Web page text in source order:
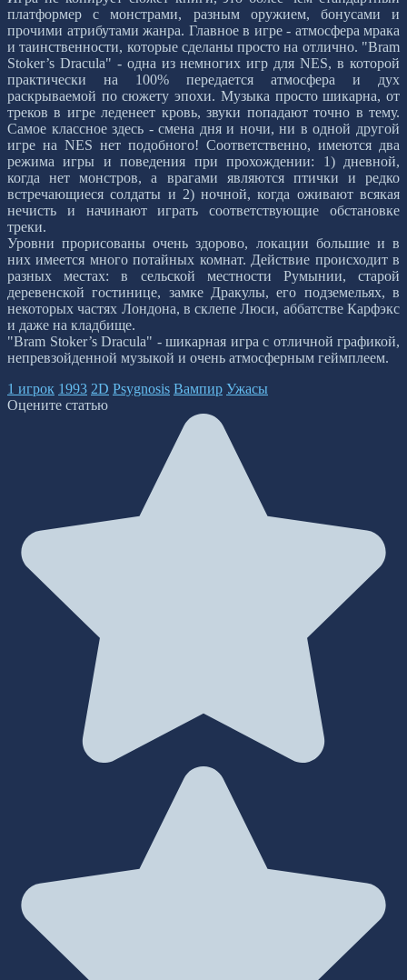
платформер с монстрами, разным оружием, бонусами и
прочими атрибутами жанра. Главное в игре - атмосфера мрака
и таинственности, которые сделаны просто на отлично. "Bram
Stoker’s Dracula" - одна из немногих игр для NES, в которой
практически на 100% передается атмосфера и дух
раскрываемой по сюжету эпохи. Музыка просто шикарна, от
треков в игре леденеет кровь, звуки попадают точно в тему.
Самое классное здесь - смена дня и ночи, ни в одной другой
игре на NES нет подобного! Соответственно, имеются два
режима игры и поведения при прохождении: 1) дневной,
когда нет монстров, а врагами являются птички и редко
встречающиеся солдаты и 2) ночной, когда оживают всякая
нечисть и начинают играть соответствующие обстановке
треки.
Уровни прорисованы очень здорово, локации большие и в
них имеется много потайных комнат. Действие происходит в
разных местах: в сельской местности Румынии, старой
деревенской гостинице, замке Дракулы, его подземельях, в
некоторых частях Лондона, в склепе Люси, аббатстве Карфэкс
и даже на кладбище.
"Bram Stoker’s Dracula" - шикарная игра с отличной графикой,
непревзойденной музыкой и очень атмосферным геймплеем.
1 игрок 1993 2D Psygnosis Вампир Ужасы
Оцените статью